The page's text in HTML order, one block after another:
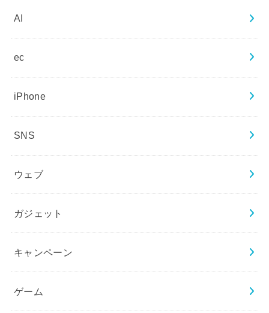
AI
ec
iPhone
SNS
ウェブ
ガジェット
キャンペーン
ゲーム